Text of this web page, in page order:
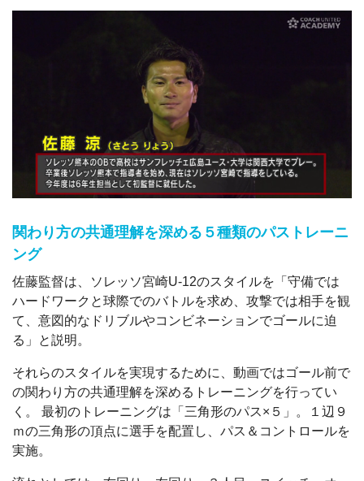
関わり方の共通理解を深める５種類のパストレーニ
ング
佐藤監督は、ソレッソ宮崎U-12のスタイルを「守備では
ハードワークと球際でのバトルを求め、攻撃では相手を観
て、意図的なドリブルやコンビネーションでゴールに迫
る」と説明。
それらのスタイルを実現するために、動画ではゴール前で
の関わり方の共通理解を深めるトレーニングを行ってい
く。 最初のトレーニングは「三角形のパス×５」。１辺９
ｍの三角形の頂点に選手を配置し、パス＆コントロールを
実施。